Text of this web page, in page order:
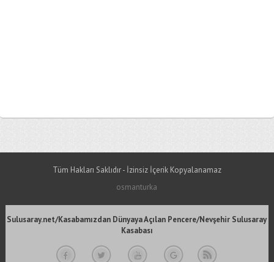
Tüm Hakları Saklıdır - İzinsiz İçerik Kopyalanamaz
osmanturka
Sulusaray.net/Kasabamızdan Dünyaya Açılan Pencere/Nevşehir Sulusaray
Kasabası